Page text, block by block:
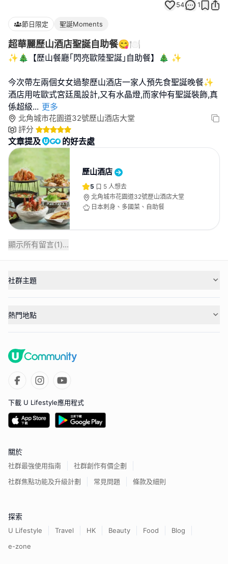
54 1
節日限定 聖誕Moments
超華麗歷山酒店聖誕自助餐😋🍽️
✨🎄【歷山餐廳｢閃亮歐陸聖誕｣自助餐】🎄 ✨
今次帶左兩個女女過黎歷山酒店一家人預先食聖誕晚餐✨
酒店用咗歐式宮廷風設計,又有水晶燈,而家仲有聖誕裝飾,真
係超級... 更多
北角城市花園道32號歷山酒店大堂
評分
文章提及 的好去處
歷山酒店
5 5 人想去
北角城市花園道32號歷山酒店大堂
日本刺身、多國菜、自助餐
顯示所有留言(1)...
社群主題
熱門地點
下載 U Lifestyle應用程式
關於
社群最強使用指南
社群創作有價企劃
社群焦點功能及升級計劃
常見問題 條款及細則
探索
U Lifestyle Travel HK Beauty Food
Blog
e-zone